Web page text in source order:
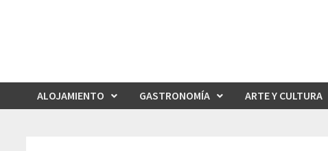
ALOJAMIENTO GASTRONOMÍA ARTE Y CULTURA